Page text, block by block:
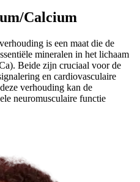
Calcium
is een maat die de
mineralen in het lichaam
Beide zijn cruciaal voor de
en cardiovasculaire
verhouding kan de
neuromusculaire functie